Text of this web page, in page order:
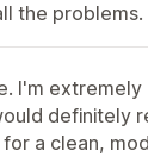
the problems.
I'm extremely
definitely
a clean,